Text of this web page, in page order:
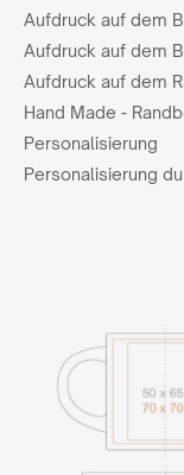
Aufdruck auf dem
Aufdruck auf dem
Aufdruck auf dem
Hand Made -
Personalisierung
Personalisierung